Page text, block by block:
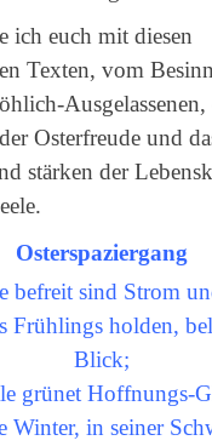
ich euch mit diesen
Texten, vom
Ausgelassenen,
Osterfreude und
stärken der
Osterspaziergang
befreit sind Strom
Frühlings holden,
Blick;
grünet Hoffnungs-
Winter, in seiner